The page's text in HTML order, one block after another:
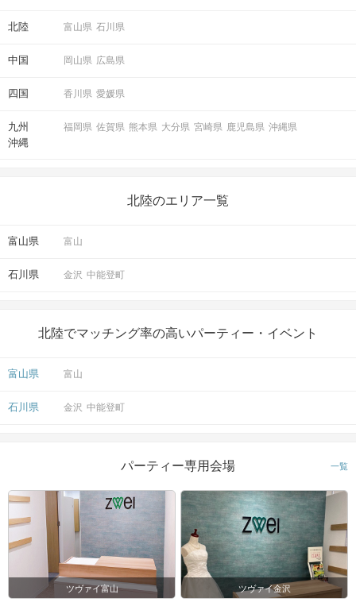
北陸 富山県 石川県
中国 岡山県 広島県
四国 香川県 愛媛県
九州
沖縄
福岡県 佐賀県 熊本県 大分県 宮崎県 鹿児島県 沖縄県
北陸のエリア一覧
富山県 富山
石川県 金沢 中能登町
北陸でマッチング率の高いパーティー・イベント
富山県 富山
石川県 金沢 中能登町
パーティー専用会場 一覧
ツヴァイ富山 ツヴァイ金沢